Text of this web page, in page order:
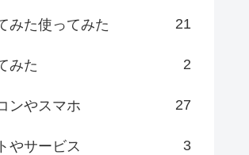
みた使ってみた 21
みた 2
ンやスマホ 27
やサービス 3